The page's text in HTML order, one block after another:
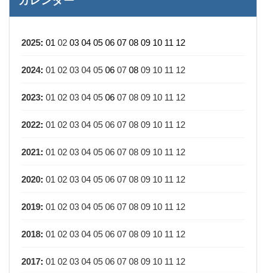
2025: 01 02 03 04 05 06 07 08 09 10 11 12
2024: 01 02 03 04 05 06 07 08 09 10 11 12
2023: 01 02 03 04 05 06 07 08 09 10 11 12
2022: 01 02 03 04 05 06 07 08 09 10 11 12
2021: 01 02 03 04 05 06 07 08 09 10 11 12
2020: 01 02 03 04 05 06 07 08 09 10 11 12
2019: 01 02 03 04 05 06 07 08 09 10 11 12
2018: 01 02 03 04 05 06 07 08 09 10 11 12
2017: 01 02 03 04 05 06 07 08 09 10 11 12